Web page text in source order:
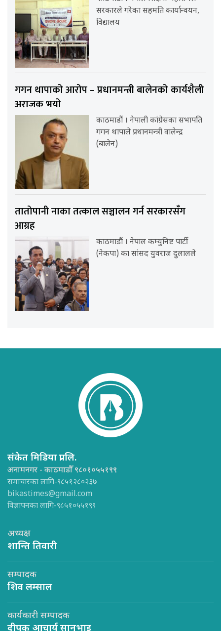
सरकारले गरेका सहमति कार्यान्वयन,
विद्यालय
गगन थापाको आरोप – प्रधानमन्त्री बालेनको कार्यशैली
अराजक भयो
काठमाडौं । नेपाली कांग्रेसका सभापति
गगन थापाले प्रधानमन्त्री वालेन्द्र
(बालेन)
तातोपानी नाका तत्काल सञ्चालन गर्न सरकारसँग
आग्रह
काठमाडौं । नेपाल कम्युनिष्ट पार्टी
(नेकपा) का सांसद युवराज दुलालले
संकेत मिडिया प्रा.लि.
अनामनगर - काठमाडौँ ९८०१०५५१९९
समाचारका लागि-९८५१२८०२३७
bikastimes@gmail.com
विज्ञापनका लागि-९८५१०५५१९९
अध्यक्ष
शान्ति तिवारी
सम्पादक
शिव लम्साल
कार्यकारी सम्पादक